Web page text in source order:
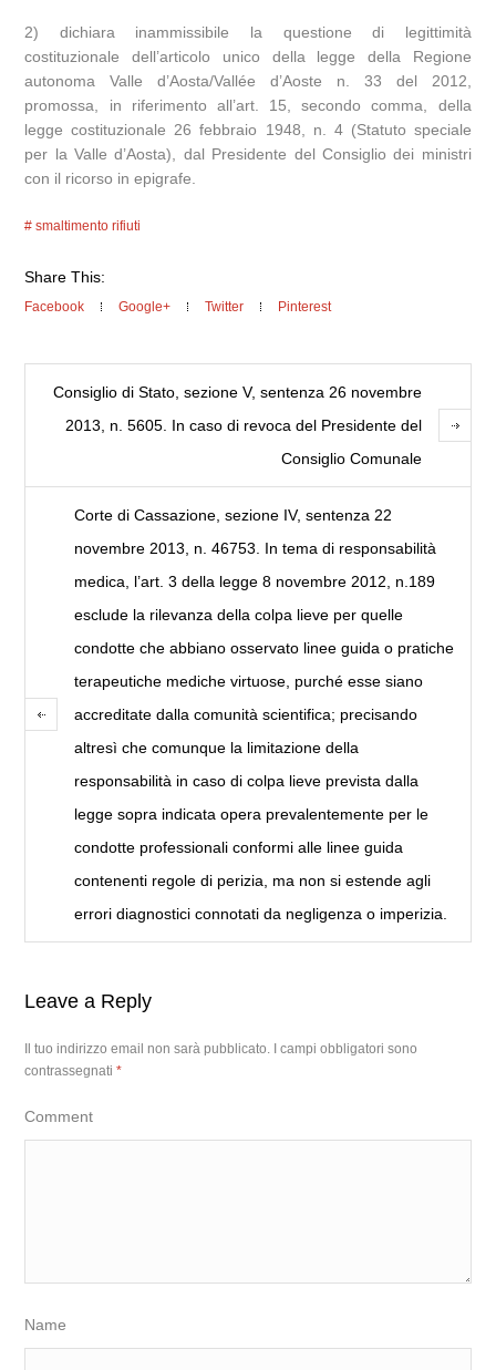
2) dichiara inammissibile la questione di legittimità
costituzionale dell’articolo unico della legge della Regione
autonoma Valle d’Aosta/Vallée d’Aoste n. 33 del 2012,
promossa, in riferimento all’art. 15, secondo comma, della
legge costituzionale 26 febbraio 1948, n. 4 (Statuto speciale
per la Valle d’Aosta), dal Presidente del Consiglio dei ministri
con il ricorso in epigrafe.
smaltimento rifiuti
Share This:
Facebook Google+ Twitter Pinterest
Consiglio di Stato, sezione V, sentenza 26 novembre
2013, n. 5605. In caso di revoca del Presidente del
Consiglio Comunale
Corte di Cassazione, sezione IV, sentenza 22
novembre 2013, n. 46753. In tema di responsabilità
medica, l’art. 3 della legge 8 novembre 2012, n.189
esclude la rilevanza della colpa lieve per quelle
condotte che abbiano osservato linee guida o pratiche
terapeutiche mediche virtuose, purché esse siano
accreditate dalla comunità scientifica; precisando
altresì che comunque la limitazione della
responsabilità in caso di colpa lieve prevista dalla
legge sopra indicata opera prevalentemente per le
condotte professionali conformi alle linee guida
contenenti regole di perizia, ma non si estende agli
errori diagnostici connotati da negligenza o imperizia.
Leave a Reply
Il tuo indirizzo email non sarà pubblicato.
I campi obbligatori sono
contrassegnati*
Comment
Name